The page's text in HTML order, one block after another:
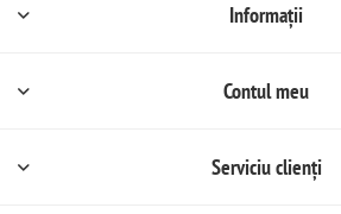
Informații
Contul meu
Serviciu clienți